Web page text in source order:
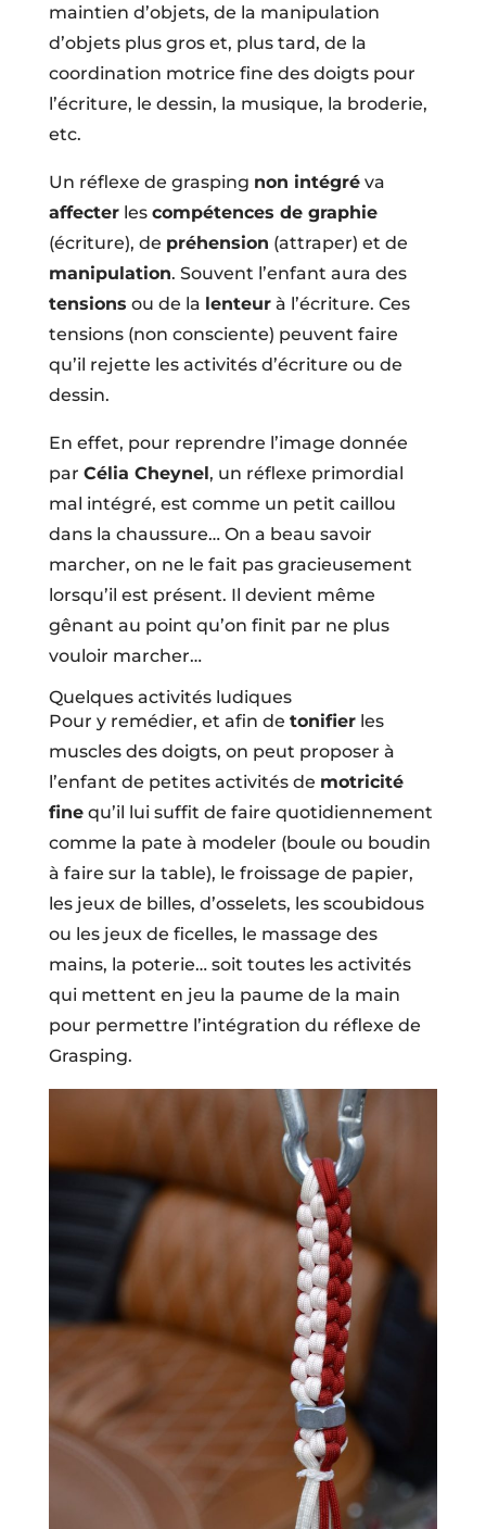
maintien d’objets, de la manipulation
d’objets plus gros et, plus tard, de la
coordination motrice fine des doigts pour
l’écriture, le dessin, la musique, la broderie,
etc.
Un réflexe de grasping non intégréva
affecterles compétences de graphie
(écriture), de préhension (attraper) et de
manipulation. Souvent l’enfant aura des
tensions ou de la lenteurà l’écriture. Ces
tensions (non consciente) peuvent faire
qu’il rejette les activités d’écriture ou de
dessin.
En effet, pour reprendre l’image donnée
par Célia Cheynel, un réflexe primordial
mal intégré, est comme un petit caillou
dans la chaussure… On a beau savoir
marcher, on ne le fait pas gracieusement
lorsqu’il est présent. Il devient même
gênant au point qu’on finit par ne plus
vouloir marcher…
Quelques activités ludiques
Pour y remédier, et afin de tonifierles
muscles des doigts, on peut proposer à
l’enfant de petites activités de motricité
finequ’il lui suffit de faire quotidiennement
comme la pate à modeler (boule ou boudin
à faire sur la table), le froissage de papier,
les jeux de billes, d’osselets, les scoubidous
ou les jeux de ficelles, le massage des
mains, la poterie… soit toutes les activités
qui mettent en jeu la paume de la main
pour permettre l’intégration du réflexe de
Grasping.